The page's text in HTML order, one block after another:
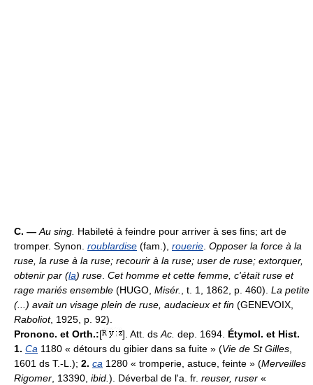
C. —Au sing. Habileté à feindre pour arriver à ses fins; art de
tromper. Synon. roublardise (fam.), rouerie. Opposer la force à la
ruse, la ruse à la ruse; recourir à la ruse; user de ruse; extorquer,
obtenir par (la) ruse. Cet homme et cette femme, c'était ruse et
rage mariés ensemble (HUGO, Misér., t. 1, 1862, p. 460). La petite
(...) avait un visage plein de ruse, audacieux et fin (GENEVOIX,
Raboliot, 1925, p. 92).
Prononc. et Orth.:[ ]. Att. dsAc. dep. 1694. Étymol. et Hist.
1. Ca 1180 « détours du gibier dans sa fuite » (Vie de St Gilles,
1601 ds T.-L.); 2. ca 1280 « tromperie, astuce, feinte » (Merveilles
Rigomer, 13390, ibid.). Déverbal de l'a. fr. reuser, ruser «